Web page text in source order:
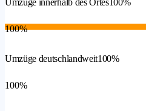
Umzüge innerhalb des Ortes100%
100%
Umzüge deutschlandweit100%
100%